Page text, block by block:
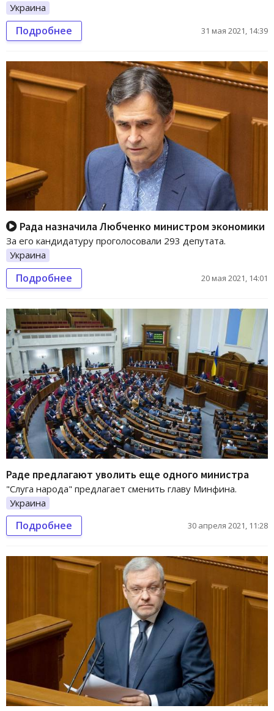
Украина
Подробнее 31 мая 2021, 14:39
Рада назначила Любченко министром экономики
За его кандидатуру проголосовали 293 депутата.
Украина
Подробнее 20 мая 2021, 14:01
Раде предлагают уволить еще одного министра
"Слуга народа" предлагает сменить главу Минфина.
Украина
Подробнее 30 апреля 2021, 11:28